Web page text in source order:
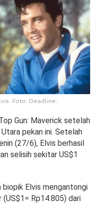
Foto: Deadline.
Gun: Maverick setelah
pekan ini. Setelah
(27/6), Elvis berhasil
selisih sekitar US$1
biopik Elvis mengantongi
Rp14.805) dari